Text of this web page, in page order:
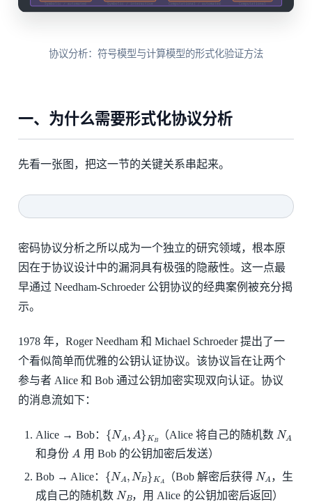
协议分析：符号模型与计算模型的形式化验证方法
一、为什么需要形式化协议分析
先看一张图，把这一节的关键关系串起来。
密码协议分析之所以成为一个独立的研究领域，根本原
因在于协议设计中的漏洞具有极强的隐蔽性。这一点最
早通过 Needham-Schroeder 公钥协议的经典案例被充分揭
示。
1978 年，Roger Needham 和 Michael Schroeder 提出了一
个看似简单而优雅的公钥认证协议。该协议旨在让两个
参与者 Alice 和 Bob 通过公钥加密实现双向认证。协议
的消息流如下：
Alice → Bob： { NA A} （Alice 将自己的随机数 NA
和身份 A 用 Bob 的公钥加密后发送）
Bob → Alice：
{ NA NB } （Bob 解密后获得 NA ，生
成自己的随机数 NB ，用 Alice 的公钥加密后返回）